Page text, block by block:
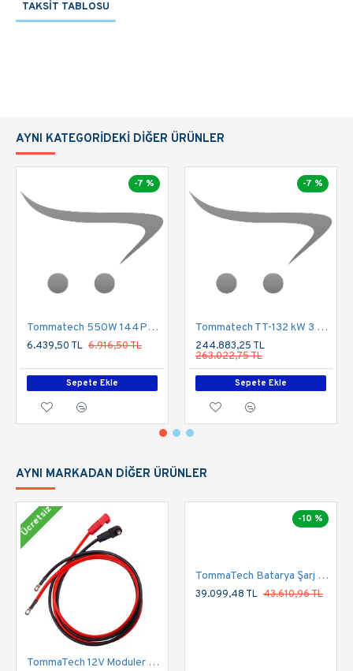
TAKSIT TABLOSU
AYNI KATEGORIDEKI DIĞER ÜRÜNLER
-7 %
Tommatech 550W 144PMB10 Half Cut Multi Busbar Güneş Paneli
6.439,50 TL 6.916,50 TL
Sepete Ekle
-7 %
Tommatech TT-132 kW 3 Faz/380 SulamaPompası İnvertörü 900VDC
244.883,25 TL
263.022,75 TL
Sepete Ekle
AYNI MARKADAN DIĞER ÜRÜNLER
Ücretsiz
TommaTech 12V Moduler Series 1.5m Güç Kablosu Seti
-10 %
TommaTech Batarya Şarj Ünitesi Duvar Tipi 24V-100A
39.099,48 TL 43.610,96 TL